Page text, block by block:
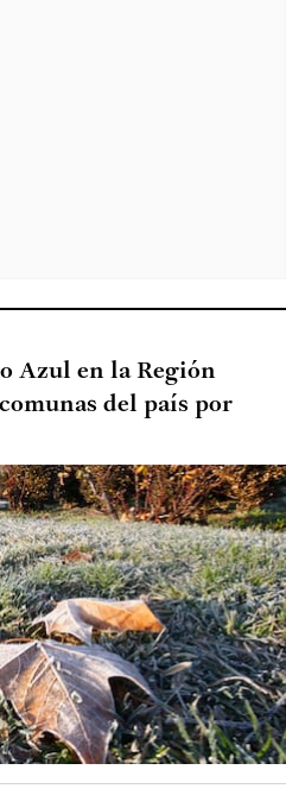
Azul en la Región
del país por